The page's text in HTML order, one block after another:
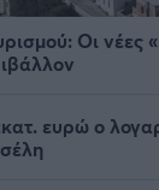
Οι νέες
ευρώ ο